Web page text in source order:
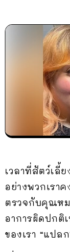
เวลาที่สัตว์เลี้
อย่างพวกเรา
ตรวจกับคุณห
อาการผิดปกติ
ของเรา “แปล